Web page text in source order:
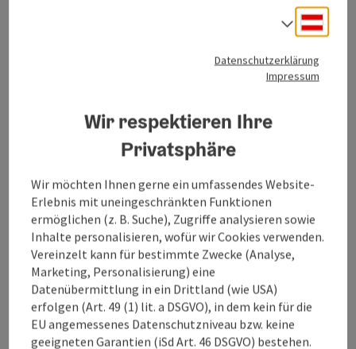
Rinnende Mauer
Bizarre Erscheinunsformen von
Wasser
Naturwunder Donauschlinge
Datenschutzerklärung
Impressum
Wir respektieren Ihre
Privatsphäre
Wir möchten Ihnen gerne ein umfassendes Website-
Erlebnis mit uneingeschränkten Funktionen
ermöglichen (z. B. Suche), Zugriffe analysieren sowie
Inhalte personalisieren, wofür wir Cookies verwenden.
Vereinzelt kann für bestimmte Zwecke (Analyse,
Marketing, Personalisierung) eine
Datenübermittlung in ein Drittland (wie USA)
erfolgen (Art. 49 (1) lit. a DSGVO), in dem kein für die
EU angemessenes Datenschutzniveau bzw. keine
geeigneten Garantien (iSd Art. 46 DSGVO) bestehen.